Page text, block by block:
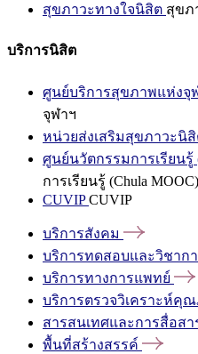
สุขภาวะทางใจนิสิต สุขภ
บริการนิสิต
ศูนย์บริการสุขภาพแห่งจุ
จุฬาฯ
หน่วยส่งเสริมสุขภาวะนิ
ศูนย์นวัตกรรมการเรียนรู้
การเรียนรู้ (Chula MOOC)
CUVIPCUVIP
บริการสังคม
บริการทดสอบและวิชาก
บริการทางการแพทย์
บริการตรวจวิเคราะห์คุ
สารสนเทศและการสื่อสา
พื้นที่สร้างสรรค์